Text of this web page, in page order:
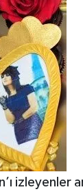
izleyenler